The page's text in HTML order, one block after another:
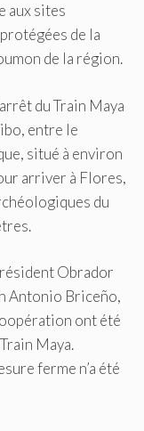
aux sites
de la
de la région.
du Train Maya
entre le
situé à environ
arriver à Flores,
du
Obrador
Antonio Briceño,
ont été
Maya.
ferme n’a été